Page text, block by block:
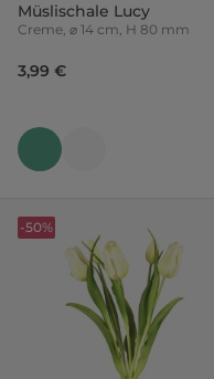
Müslischale Lucy
Creme, ⌀ 14 cm, H 80 mm
3,99 €
-50%